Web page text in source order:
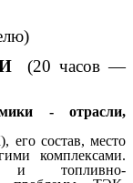
(20 часов —
- отрасли,
его состав, место
комплексами.
и топливно-